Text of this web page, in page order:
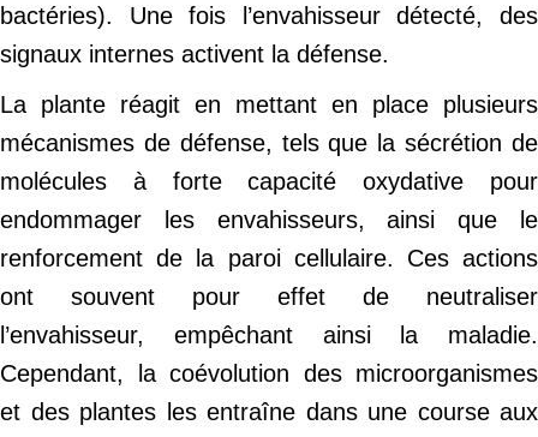
bactéries). Une fois l’envahisseur détecté, des
signaux internes activent la défense.
La plante réagit en mettant en place plusieurs
mécanismes de défense, tels que la sécrétion de
molécules à forte capacité oxydative pour
endommager les envahisseurs, ainsi que le
renforcement de la paroi cellulaire. Ces actions
ont souvent pour effet de neutraliser
l’envahisseur, empêchant ainsi la maladie.
Cependant, la coévolution des microorganismes
et des plantes les entraîne dans une course aux